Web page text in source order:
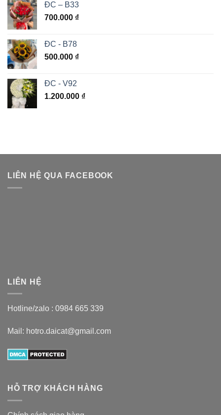
ĐC – B33
700.000 ₫
ĐC - B78
500.000 ₫
ĐC - V92
1.200.000 ₫
LIÊN HỆ QUA FACEBOOK
LIÊN HỆ
Hotline/zalo : 0984 665 339
Mail: hotro.daicat@gmail.com
HỖ TRỢ KHÁCH HÀNG